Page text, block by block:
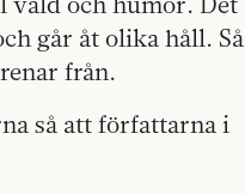
går åt olika håll. Så
från.
så att författarna i